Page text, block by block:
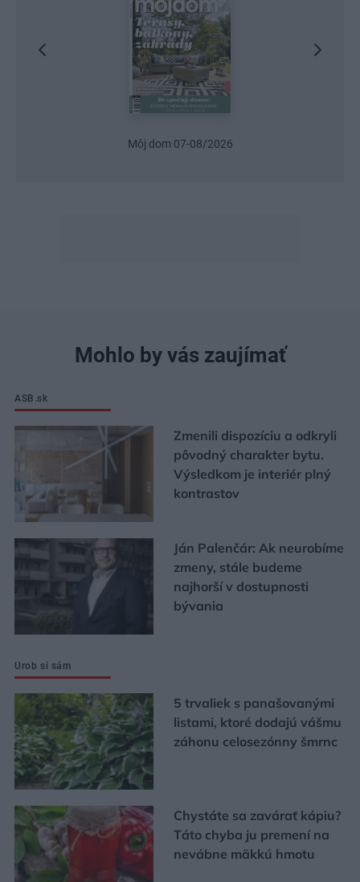
Môj dom 07-08/2026
Mohlo by vás zaujímať
ASB.sk
Zmenili dispozíciu a odkryli
pôvodný charakter bytu.
Výsledkom je interiér plný
kontrastov
Ján Palenčár: Ak neurobíme
zmeny, stále budeme
najhorší v dostupnosti
bývania
Urob si sám
5 trvaliek s panašovanými
listami, ktoré dodajú vášmu
záhonu celosezónny šmrnc
Chystáte sa zavárať kápiu?
Táto chyba ju premení na
nevábne mäkkú hmotu